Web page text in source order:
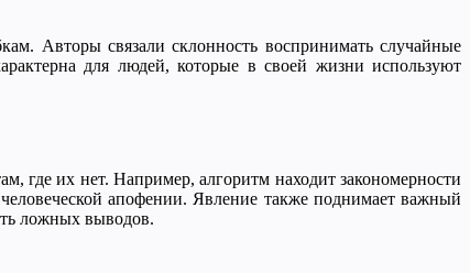
Авторы связали склонность воспринимать случайные
для людей, которые в своей жизни используют
где их нет. Например, алгоритм находит закономерности
апофении. Явление также поднимает важный
ложных выводов.